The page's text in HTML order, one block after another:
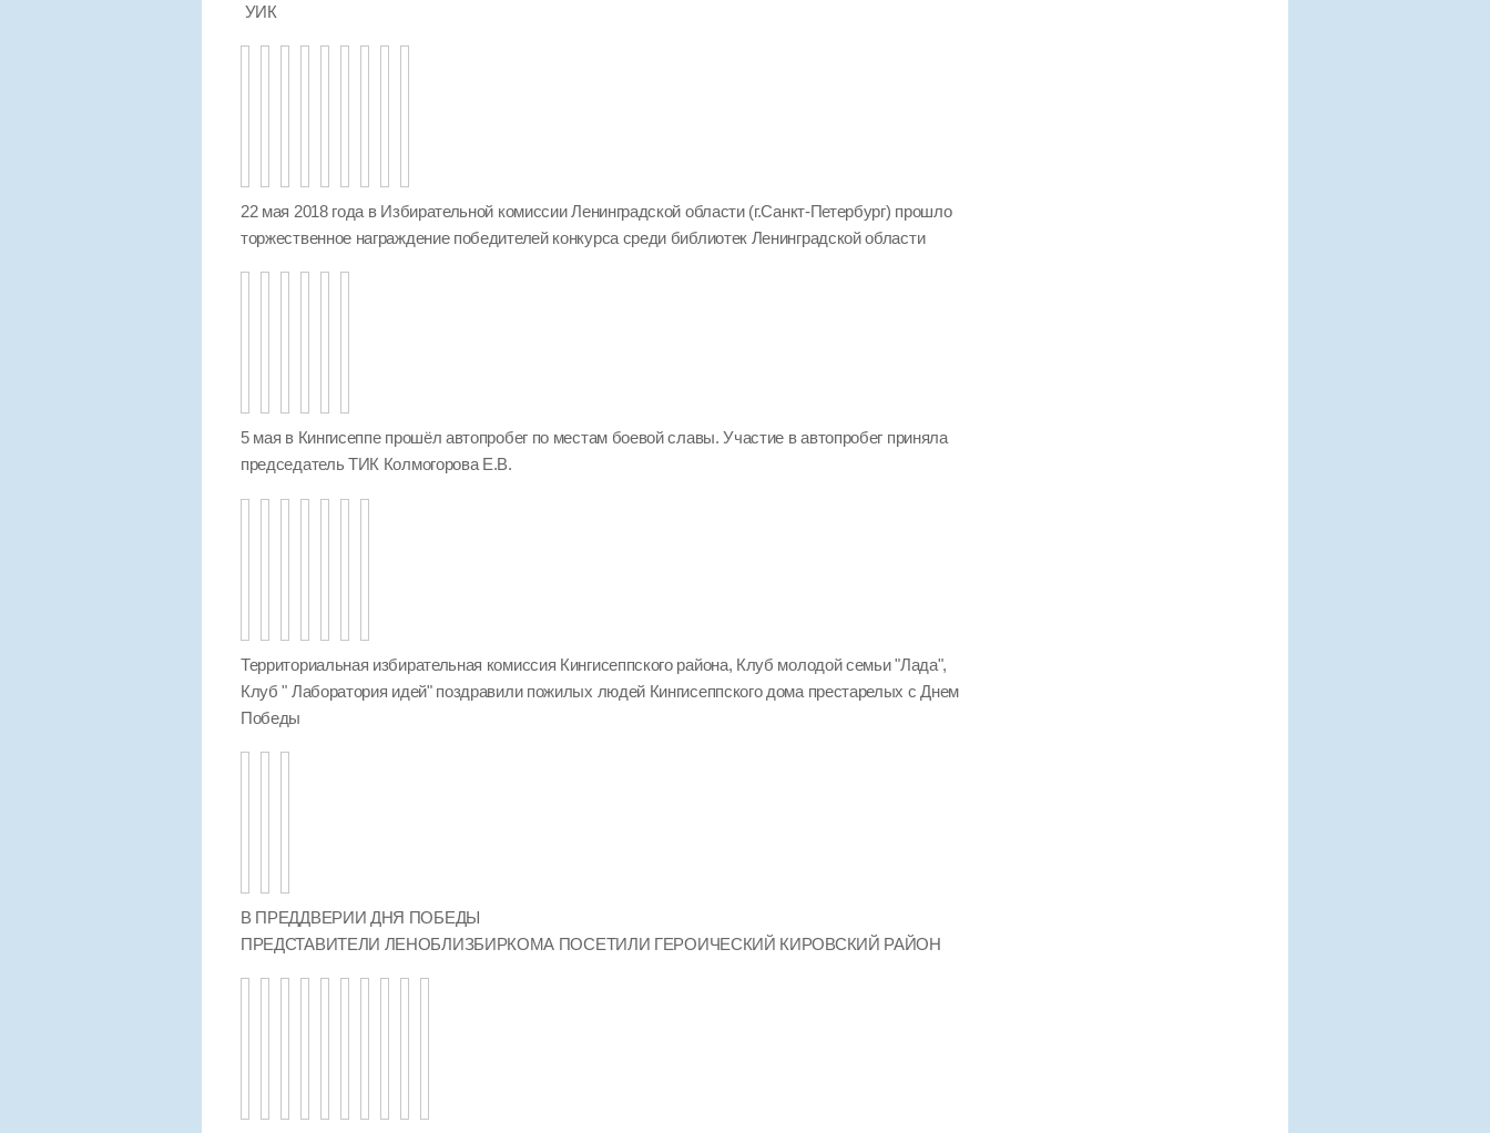
УИК
22 мая 2018 года в Избирательной комиссии Ленинградской области (г.Санкт-Петербург) прошло
торжественное награждение победителей конкурса среди библиотек Ленинградской области
5 мая в Кингисеппе прошёл автопробег по местам боевой славы. Участие в автопробег приняла
председатель ТИК Колмогорова Е.В.
Территориальная избирательная комиссия Кингисеппского района, Клуб молодой семьи "Лада",
Клуб " Лаборатория идей" поздравили пожилых людей Кингисеппского дома престарелых с Днем
Победы
В ПРЕДДВЕРИИ ДНЯ ПОБЕДЫ
ПРЕДСТАВИТЕЛИ ЛЕНОБЛИЗБИРКОМА ПОСЕТИЛИ ГЕРОИЧЕСКИЙ КИРОВСКИЙ РАЙОН